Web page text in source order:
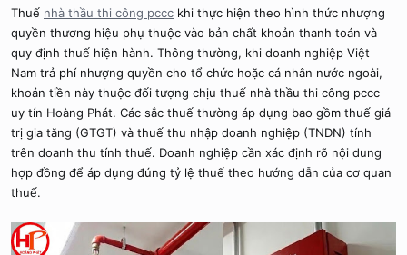
r
e
r
Thuế nhà thầu thi công pccc khi thực hiện theo hình thức nhượng
quyền thương hiệu phụ thuộc vào bản chất khoản thanh toán và
quy định thuế hiện hành. Thông thường, khi doanh nghiệp Việt
Nam trả phí nhượng quyền cho tổ chức hoặc cá nhân nước ngoài,
khoản tiền này thuộc đối tượng chịu thuế nhà thầu thi công pccc
uy tín Hoàng Phát. Các sắc thuế thường áp dụng bao gồm thuế giá
trị gia tăng (GTGT) và thuế thu nhập doanh nghiệp (TNDN) tính
trên doanh thu tính thuế. Doanh nghiệp cần xác định rõ nội dung
hợp đồng để áp dụng đúng tỷ lệ thuế theo hướng dẫn của cơ quan
thuế.